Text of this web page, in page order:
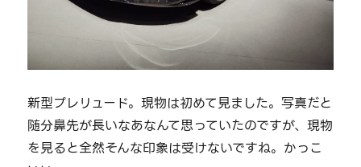
新型プレリュード。現物は初めて見ました。写真だと
随分鼻先が長いなあなんて思っていたのですが、現物
を見ると全然そんな印象は受けないですね。かっこ